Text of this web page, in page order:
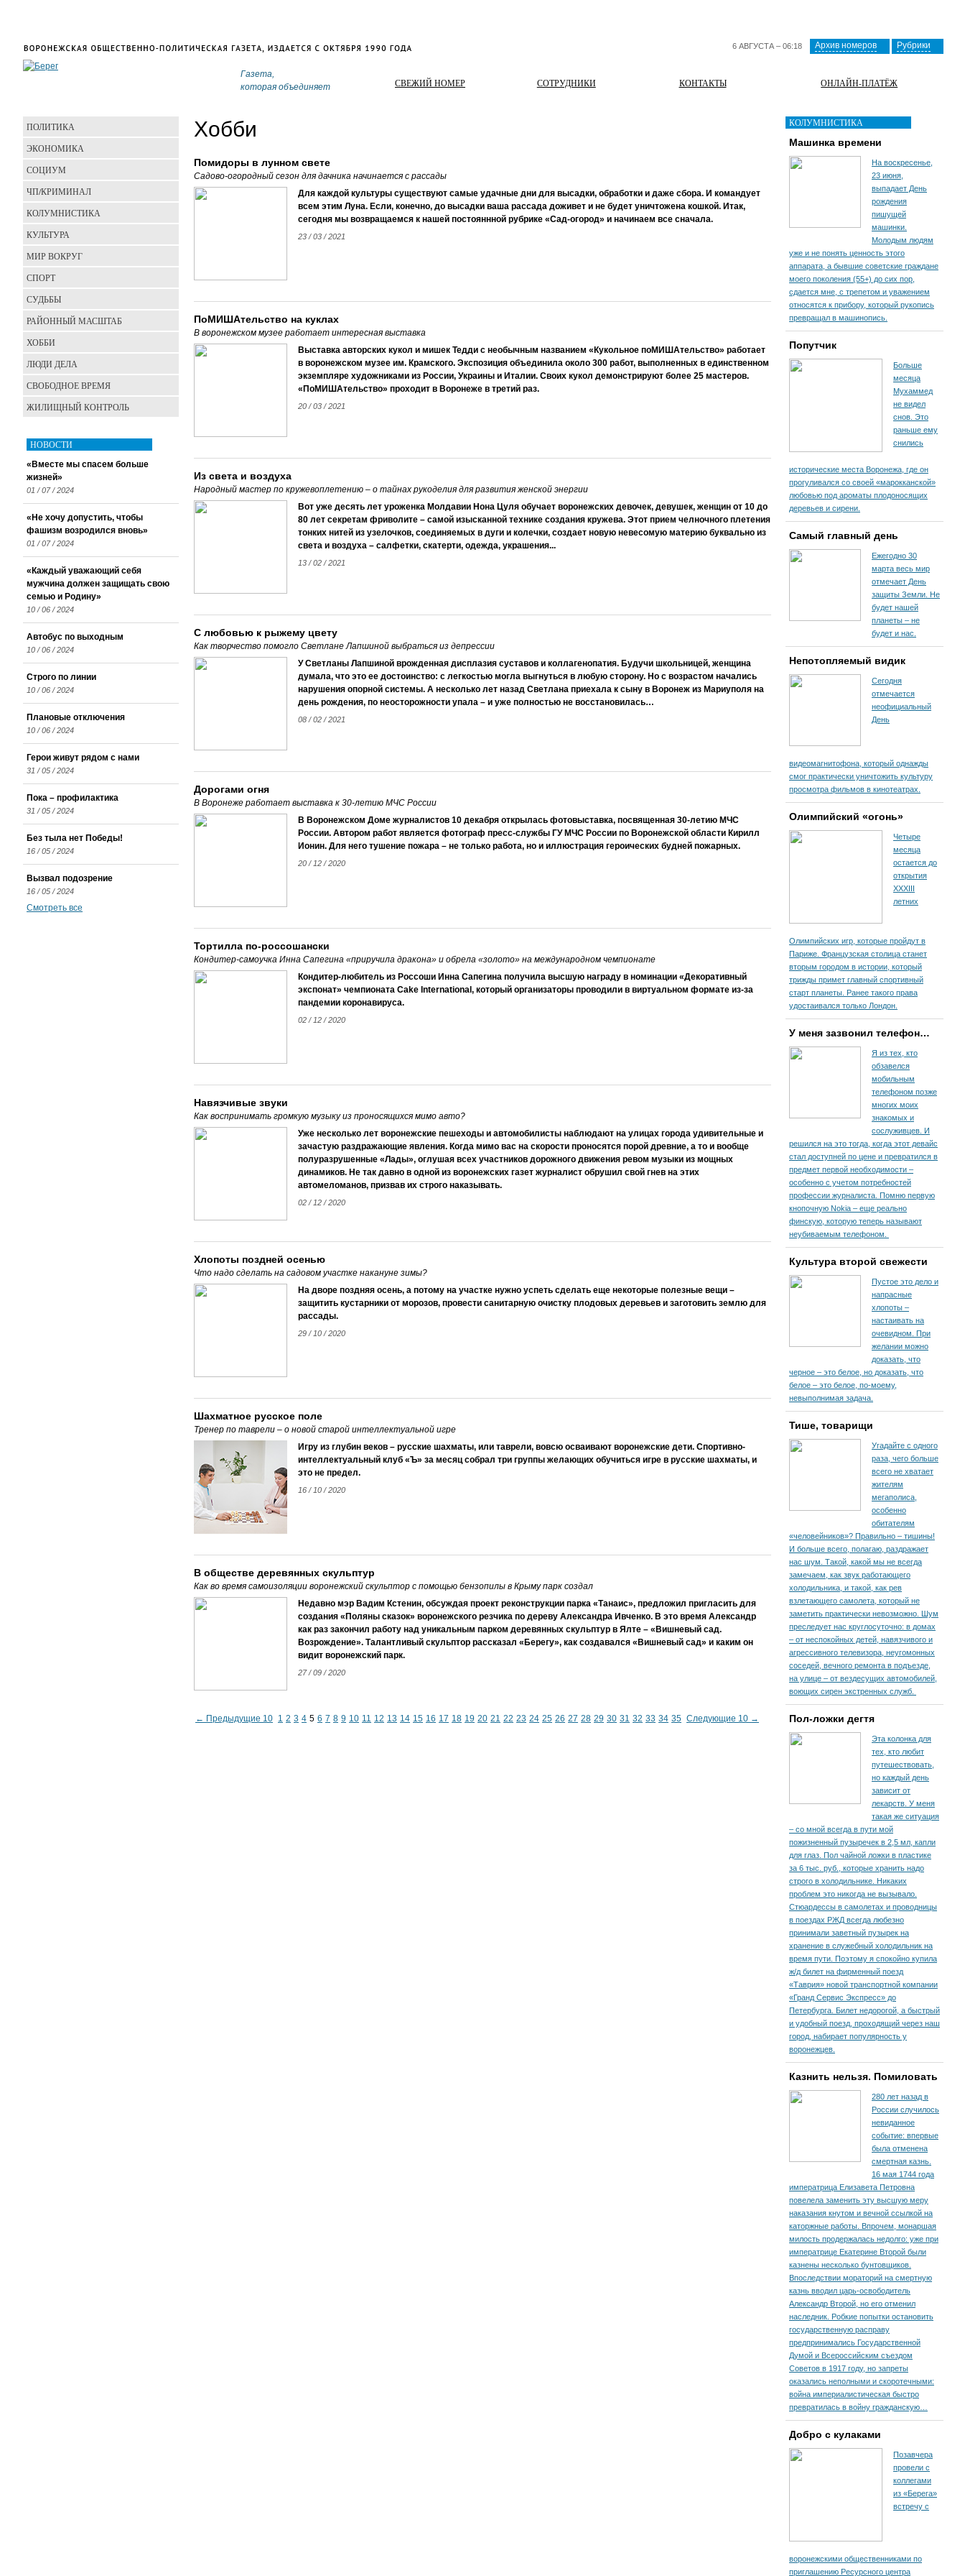
6 АВГУСТА – 06:18 Архив номеров Рубрики
Газета,
которая объединяет
СВЕЖИЙ НОМЕР СОТРУДНИКИ КОНТАКТЫ ОНЛАЙН-ПЛАТЁЖ
Хобби
Помидоры в лунном свете
Садово-огородный сезон для дачника начинается с рассады
Для каждой культуры существуют самые удачные дни для высадки, обработки и даже сбора. И командует
всем этим Луна. Если, конечно, до высадки ваша рассада доживет и не будет уничтожена кошкой. Итак,
сегодня мы возвращаемся к нашей постояннной рубрике «Сад-огород» и начинаем все сначала.
23 / 03 / 2021
ПоМИШАтельство на куклах
В воронежском музее работает интересная выставка
Выставка авторских кукол и мишек Тедди с необычным названием «Кукольное поМИШАтельство» работает
в воронежском музее им. Крамского. Экспозиция объединила около 300 работ, выполненных в единственном
экземпляре художниками из России, Украины и Италии. Своих кукол демонстрируют более 25 мастеров.
«ПоМИШАтельство» проходит в Воронеже в третий раз.
20 / 03 / 2021
Из света и воздуха
Народный мастер по кружевоплетению – о тайнах рукоделия для развития женской энергии
Вот уже десять лет уроженка Молдавии Нона Цуля обучает воронежских девочек, девушек, женщин от 10 до
80 лет секретам фриволите – самой изысканной технике создания кружева. Этот прием челночного плетения
тонких нитей из узелочков, соединяемых в дуги и колечки, создает новую невесомую материю буквально из
света и воздуха – салфетки, скатерти, одежда, украшения...
13 / 02 / 2021
С любовью к рыжему цвету
Как творчество помогло Светлане Лапшиной выбраться из депрессии
У Светланы Лапшиной врожденная дисплазия суставов и коллагено­патия. Будучи школьницей, женщина
думала, что это ее достоинство: с легкостью могла выгнуться в любую сторону. Но с возрастом начались
нарушения опорной системы. А несколько лет назад Светлана приехала к сыну в Воронеж из Мариуполя на
день рождения, по неосторожности упала – и уже полностью не восстановилась…
08 / 02 / 2021
Дорогами огня
В Воронеже работает выставка к 30-летию МЧС России
В Воронежском Доме журналистов 10 декабря открылась фотовыставка, посвященная 30-летию МЧС
России. Автором работ является фотограф пресс-службы ГУ МЧС России по Воронежской области Кирилл
Ионин. Для него тушение пожара – не только работа, но и иллюстрация героических будней пожарных.
20 / 12 / 2020
Тортилла по-россошански
Кондитер-самоучка Инна Сапегина «приручила дракона» и обрела «золото» на международном чемпионате
Кондитер-любитель из Россоши Инна Сапегина получила высшую награду в номинации «Декоративный
экспонат» чемпионата Cake International, который организаторы проводили в виртуальном формате из-за
пандемии коронавируса.
02 / 12 / 2020
Навязчивые звуки
Как воспринимать громкую музыку из проносящихся мимо авто?
Уже несколько лет воронежские пешеходы и автомобилисты наблюдают на улицах города удивительные и
зачастую раздражающие явления. Когда мимо вас на скорости проносятся порой древние, а то и вообще
полуразрушенные «Лады», оглушая всех участников дорожного движения ревом музыки из мощных
динамиков. Не так давно в одной из воронежских газет журналист обрушил свой гнев на этих
автомеломанов, призвав их строго наказывать.
02 / 12 / 2020
Хлопоты поздней осенью
Что надо сделать на садовом участке накануне зимы?
На дворе поздняя осень, а потому на участке нужно успеть сделать еще некоторые полезные вещи –
защитить кустарники от морозов, провести санитарную очистку плодовых деревьев и заготовить землю для
рассады.
29 / 10 / 2020
Шахматное русское поле
Тренер по таврели – о новой старой интеллектуальной игре
Игру из глубин веков – русские шахматы, или таврели, вовсю осваивают воронежские дети. Спортивно-
интеллектуальный клуб «Ъ» за месяц собрал три группы желающих обучиться игре в русские шахматы, и
это не предел.
16 / 10 / 2020
В обществе деревянных скульптур
Как во время самоизоляции воронежский скульптор с помощью бензопилы в Крыму парк создал
Недавно мэр Вадим Кстенин, обсуждая проект реконструкции парка «Танаис», предложил пригласить для
создания «Поляны сказок» воронежского резчика по дереву Александра Ивченко. В это время Александр
как раз закончил работу над уникальным парком деревянных скульптур в Ялте – «Вишневый сад.
Возрождение». Талантливый скульптор рассказал «Берегу», как создавался «Вишневый сад» и каким он
видит воронежский парк.
27 / 09 / 2020
← Предыдущие 10 1 2 3 4 5 6 7 8 9 10 11 12 13 14 15 16 17 18 19 20 21 22 23 24 25 26 27 28 29 30 31 32 33 34 35 Следующие 10 →
ПОЛИТИКА
ЭКОНОМИКА
СОЦИУМ
ЧП/КРИМИНАЛ
КОЛУМНИСТИКА
КУЛЬТУРА
МИР ВОКРУГ
СПОРТ
СУДЬБЫ
РАЙОННЫЙ МАСШТАБ
ХОББИ
ЛЮДИ ДЕЛА
СВОБОДНОЕ ВРЕМЯ
ЖИЛИЩНЫЙ КОНТРОЛЬ
НОВОСТИ
«Вместе мы спасем больше
жизней»
01 / 07 / 2024
«Не хочу допустить, чтобы
фашизм возродился вновь»
01 / 07 / 2024
«Каждый уважающий себя
мужчина должен защищать свою
семью и Родину»
10 / 06 / 2024
Автобус по выходным
10 / 06 / 2024
Строго по линии
10 / 06 / 2024
Плановые отключения
10 / 06 / 2024
Герои живут рядом с нами
31 / 05 / 2024
Пока – профилактика
31 / 05 / 2024
Без тыла нет Победы!
16 / 05 / 2024
Вызвал подозрение
16 / 05 / 2024
Смотреть все
КОЛУМНИСТИКА
Машинка времени
На воскресенье,
23 июня,
выпадает День
рождения
пишущей
машинки.
Молодым людям
уже и не понять ценность этого
аппарата, а бывшие советские граждане
моего поколения (55+) до сих пор,
сдается мне, с трепетом и уважением
относятся к прибору, который рукопись
превращал в машинопись.
Попутчик
Больше
месяца
Мухаммед
не видел
снов. Это
раньше ему
снились
исторические места Воронежа, где он
прогуливался со своей «марокканской»
любовью под ароматы плодоносящих
деревьев и сирени.
Самый главный день
Ежегодно 30
марта весь мир
отмечает День
защиты Земли. Не
будет нашей
планеты – не
будет и нас.
Непотопляемый видик
Сегодня
отмечается
неофициальный
День
видеомагнитофона, который однажды
смог практически уничтожить культуру
просмотра фильмов в кинотеатрах.
Олимпийский «огонь»
Четыре
месяца
остается до
открытия
XXXIII
летних
Олимпийских игр, которые пройдут в
Париже. Французская столица станет
вторым городом в истории, который
трижды примет главный спортивный
старт планеты. Ранее такого права
удостаивался только Лондон.
У меня зазвонил телефон…
Я из тех, кто
обзавелся
мобильным
телефоном позже
многих моих
знакомых и
сослуживцев. И
решился на это тогда, когда этот девайс
стал доступней по цене и превратился в
предмет первой необходимости –
особенно с учетом потребностей
профессии журналиста. Помню первую
кнопочную Nokia – еще реально
финскую, которую теперь называют
неубиваемым телефоном.
Культура второй свежести
Пустое это дело и
напрасные
хлопоты –
настаивать на
очевидном. При
желании можно
доказать, что
черное – это белое, но доказать, что
белое – это белое, по-моему,
невыполнимая задача.
Тише, товарищи
Угадайте с одного
раза, чего больше
всего не хватает
жителям
мегаполиса,
особенно
обитателям
«человейников»? Правильно – тишины!
И больше всего, полагаю, раздражает
нас шум. Такой, какой мы не всегда
замечаем, как звук работающего
холодильника, и такой, как рев
взлетающего самолета, который не
заметить практически невозможно. Шум
преследует нас круглосуточно: в домах
– от неспокойных детей, навязчивого и
агрессивного телевизора, неугомонных
соседей, вечного ремонта в подъезде,
на улице – от вездесущих автомобилей,
воющих сирен экстренных служб.
Пол-ложки дегтя
Эта колонка для
тех, кто любит
путешествовать,
но каждый день
зависит от
лекарств. У меня
такая же ситуация
– со мной всегда в пути мой
пожизненный пузыречек в 2,5 мл, капли
для глаз. Пол чайной ложки в пластике
за 6 тыс. руб., которые хранить надо
строго в холодильнике. Никаких
проблем это никогда не вызывало.
Стюардессы в самолетах и проводницы
в поездах РЖД всегда любезно
принимали заветный пузырек на
хранение в служебный холодильник на
время пути. По­этому я спокойно купила
ж/д билет на фирменный поезд
«Таврия» новой транспортной компании
«Гранд Сервис Экспресс» до
Петербурга. Билет недорогой, а быстрый
и удобный поезд, проходящий через наш
город, набирает популярность у
воронежцев.
Казнить нельзя. Помиловать
280 лет назад в
России случилось
невиданное
событие: впервые
была отменена
смертная казнь.
16 мая 1744 года
императрица Елизавета Петровна
повелела заменить эту высшую меру
наказания кнутом и вечной ссылкой на
каторжные работы. Впрочем, монаршая
милость продержалась недолго: уже при
императрице Екатерине Второй были
казнены несколько бунтовщиков.
Впоследствии мораторий на смертную
казнь вводил царь-освободитель
Александр Второй, но его отменил
наследник. Робкие попытки остановить
государственную расправу
предпринимались Государственной
Думой и Всероссийским съездом
Советов в 1917 году, но запреты
оказались неполными и скоротечными:
война империалистическая быстро
превратилась в войну гражданскую…
Добро с кулаками
Позавчера
провели с
коллегами
из «Берега»
встречу с
воронежскими общественниками по
приглашению Ресурсного центра